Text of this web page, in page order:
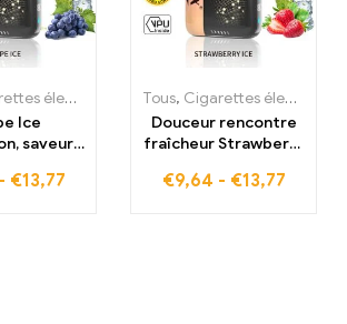
jetables Finlande,Cigarettes électroniques
Estonie,Cigarettes électroniques jetables
électroniques jetables Estonie,
jetables ,Cigarettes
Ice
saveur
15000
- €13,77
Tous, Cigarettes électroniques jetables
Douceur rencontre
fraîcheur Strawberry
– 15000 bouffées en
€9,64 - €13,77